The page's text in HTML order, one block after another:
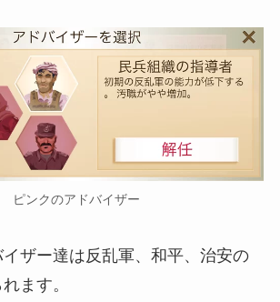
ピンクのアドバイザー
ザー達は反乱軍、和平、治安の
ます。